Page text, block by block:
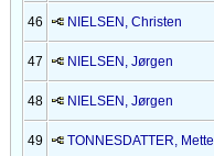
46 NIELSEN, Christen
47 NIELSEN, Jørgen
48 NIELSEN, Jørgen
49 TONNESDATTER, Mette